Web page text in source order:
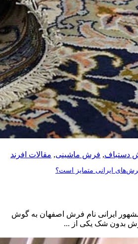
دستباف, فرش ماشینی, مقالات افرند
ایرانی متمایز است؟
ایرانی نام فرش اصفهان به گوش
بدون شک یکی از ...